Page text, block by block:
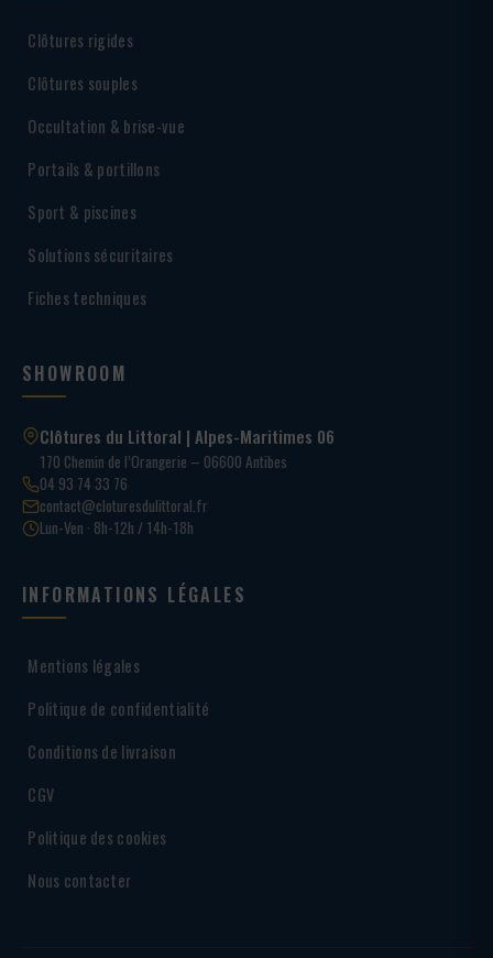
Clôtures rigides
Clôtures souples
Occultation & brise-vue
Portails & portillons
Sport & piscines
Solutions sécuritaires
Fiches techniques
SHOWROOM
Clôtures du Littoral | Alpes-Maritimes 06
170 Chemin de l’Orangerie – 06600 Antibes
04 93 74 33 76
contact@cloturesdulittoral.fr
Lun-Ven · 8h-12h / 14h-18h
INFORMATIONS LÉGALES
Mentions légales
Politique de confidentialité
Conditions de livraison
CGV
Politique des cookies
Nous contacter